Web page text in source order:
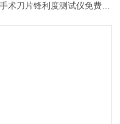
术刀片锋利度测试仪免费培